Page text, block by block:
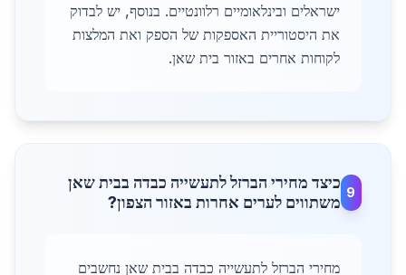
ישראלים ובינלאומיים רלוונטיים. בנוסף, יש לבדוק
את היסטוריית האספקות של הספק ואת המלצות
לקוחות אחרים באזור בית שאן.
9
כיצד מחירי הברזל לתעשייה כבדה בבית שאן
משתווים לערים אחרות באזור הצפון?
מחירי הברזל לתעשייה כבדה בבית שאן נחשבים